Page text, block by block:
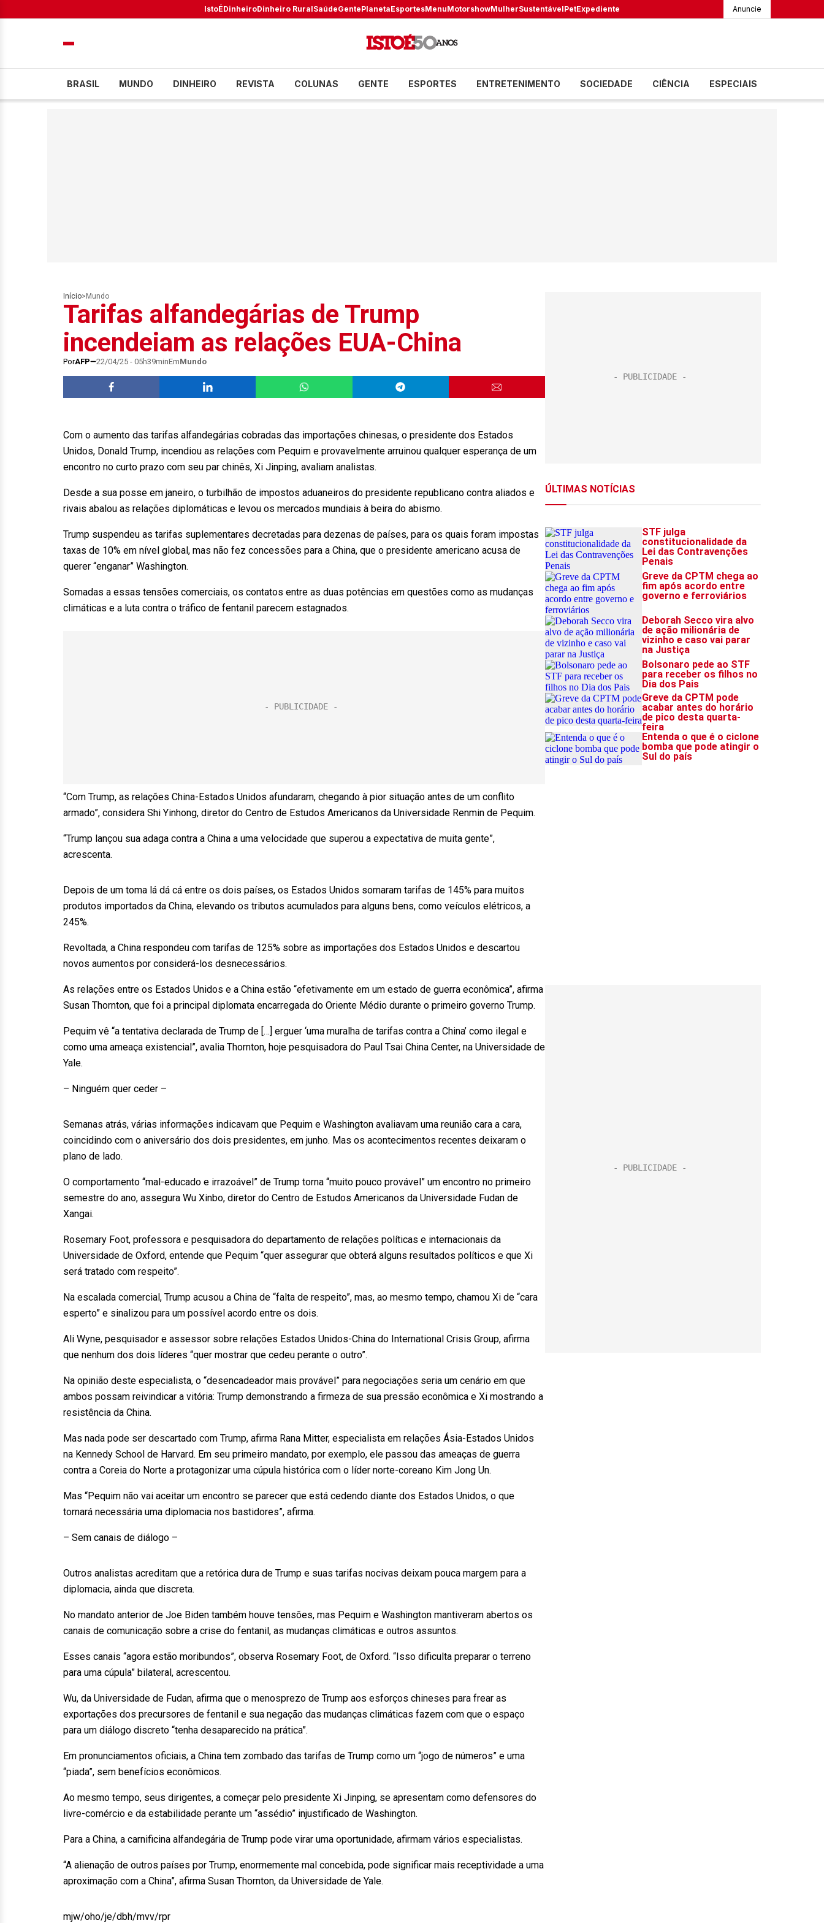
IstoÉDinheiroDinheiro RuralSaúdeGentePlanetaEsportesMenuMotorshowMulherSustentávelPetExpediente Anuncie
BRASIL MUNDO DINHEIRO REVISTA COLUNAS GENTE ESPORTES ENTRETENIMENTO SOCIEDADE CIÊNCIA ESPECIAIS
Início> Mundo
Tarifas alfandegárias de Trump
incendeiam as relações EUA-China
PorAFP 22/04/25 - 05h39minEmMundo
Com o aumento das tarifas alfandegárias cobradas das importações chinesas, o presidente dos Estados
Unidos, Donald Trump, incendiou as relações com Pequim e provavelmente arruinou qualquer esperança de um
encontro no curto prazo com seu par chinês, Xi Jinping, avaliam analistas.
Desde a sua posse em janeiro, o turbilhão de impostos aduaneiros do presidente republicano contra aliados e
rivais abalou as relações diplomáticas e levou os mercados mundiais à beira do abismo.
Trump suspendeu as tarifas suplementares decretadas para dezenas de países, para os quais foram impostas
taxas de 10% em nível global, mas não fez concessões para a China, que o presidente americano acusa de
querer “enganar” Washington.
Somadas a essas tensões comerciais, os contatos entre as duas potências em questões como as mudanças
climáticas e a luta contra o tráfico de fentanil parecem estagnados.
“Com Trump, as relações China-Estados Unidos afundaram, chegando à pior situação antes de um conflito
armado”, considera Shi Yinhong, diretor do Centro de Estudos Americanos da Universidade Renmin de Pequim.
“Trump lançou sua adaga contra a China a uma velocidade que superou a expectativa de muita gente”,
acrescenta.
Depois de um toma lá dá cá entre os dois países, os Estados Unidos somaram tarifas de 145% para muitos
produtos importados da China, elevando os tributos acumulados para alguns bens, como veículos elétricos, a
245%.
Revoltada, a China respondeu com tarifas de 125% sobre as importações dos Estados Unidos e descartou
novos aumentos por considerá-los desnecessários.
As relações entre os Estados Unidos e a China estão “efetivamente em um estado de guerra econômica”, afirma
Susan Thornton, que foi a principal diplomata encarregada do Oriente Médio durante o primeiro governo Trump.
Pequim vê “a tentativa declarada de Trump de […] erguer ‘uma muralha de tarifas contra a China’ como ilegal e
como uma ameaça existencial”, avalia Thornton, hoje pesquisadora do Paul Tsai China Center, na Universidade de
Yale.
– Ninguém quer ceder –
Semanas atrás, várias informações indicavam que Pequim e Washington avaliavam uma reunião cara a cara,
coincidindo com o aniversário dos dois presidentes, em junho. Mas os acontecimentos recentes deixaram o
plano de lado.
O comportamento “mal-educado e irrazoável” de Trump torna “muito pouco provável” um encontro no primeiro
semestre do ano, assegura Wu Xinbo, diretor do Centro de Estudos Americanos da Universidade Fudan de
Xangai.
Rosemary Foot, professora e pesquisadora do departamento de relações políticas e internacionais da
Universidade de Oxford, entende que Pequim “quer assegurar que obterá alguns resultados políticos e que Xi
será tratado com respeito”.
Na escalada comercial, Trump acusou a China de “falta de respeito”, mas, ao mesmo tempo, chamou Xi de “cara
esperto” e sinalizou para um possível acordo entre os dois.
Ali Wyne, pesquisador e assessor sobre relações Estados Unidos-China do International Crisis Group, afirma
que nenhum dos dois líderes “quer mostrar que cedeu perante o outro”.
Na opinião deste especialista, o “desencadeador mais provável” para negociações seria um cenário em que
ambos possam reivindicar a vitória: Trump demonstrando a firmeza de sua pressão econômica e Xi mostrando a
resistência da China.
Mas nada pode ser descartado com Trump, afirma Rana Mitter, especialista em relações Ásia-Estados Unidos
na Kennedy School de Harvard. Em seu primeiro mandato, por exemplo, ele passou das ameaças de guerra
contra a Coreia do Norte a protagonizar uma cúpula histórica com o líder norte-coreano Kim Jong Un.
Mas “Pequim não vai aceitar um encontro se parecer que está cedendo diante dos Estados Unidos, o que
tornará necessária uma diplomacia nos bastidores”, afirma.
– Sem canais de diálogo –
Outros analistas acreditam que a retórica dura de Trump e suas tarifas nocivas deixam pouca margem para a
diplomacia, ainda que discreta.
No mandato anterior de Joe Biden também houve tensões, mas Pequim e Washington mantiveram abertos os
canais de comunicação sobre a crise do fentanil, as mudanças climáticas e outros assuntos.
Esses canais “agora estão moribundos”, observa Rosemary Foot, de Oxford. “Isso dificulta preparar o terreno
para uma cúpula” bilateral, acrescentou.
Wu, da Universidade de Fudan, afirma que o menosprezo de Trump aos esforços chineses para frear as
exportações dos precursores de fentanil e sua negação das mudanças climáticas fazem com que o espaço
para um diálogo discreto “tenha desaparecido na prática”.
Em pronunciamentos oficiais, a China tem zombado das tarifas de Trump como um “jogo de números” e uma
“piada”, sem benefícios econômicos.
Ao mesmo tempo, seus dirigentes, a começar pelo presidente Xi Jinping, se apresentam como defensores do
livre-comércio e da estabilidade perante um “assédio” injustificado de Washington.
Para a China, a carnificina alfandegária de Trump pode virar uma oportunidade, afirmam vários especialistas.
“A alienação de outros países por Trump, enormemente mal concebida, pode significar mais receptividade a uma
aproximação com a China”, afirma Susan Thornton, da Universidade de Yale.
mjw/oho/je/dbh/mvv/rpr